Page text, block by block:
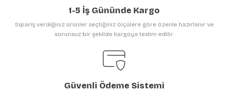
Gönder
1-5 İş Gününde Kargo
Sipariş verdiğiniz ürünler seçtiğiniz ölçülere göre özenle hazırlanır ve
sorunsuz bir şekilde kargoya teslim edilir.
Güvenli Ödeme Sistemi